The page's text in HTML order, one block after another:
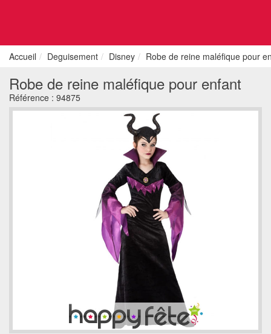
Accueil Deguisement Disney Robe de reine maléfique pour
Robe de reine maléfique pour enfant
Référence : 94875